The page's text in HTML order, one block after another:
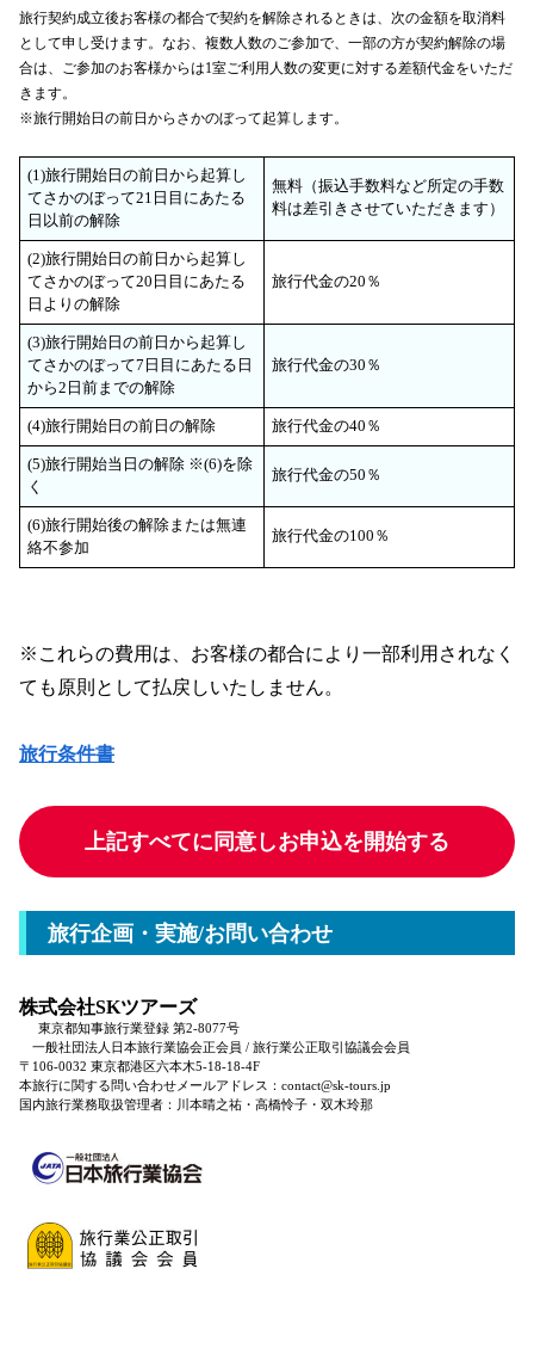
旅行契約成立後お客様の都合で契約を解除されるときは、次の金額を取消料
として申し受けます。なお、複数人数のご参加で、一部の方が契約解除の場
合は、ご参加のお客様からは1室ご利用人数の変更に対する差額代金をいただ
きます。
※旅行開始日の前日からさかのぼって起算します。
(1)旅行開始日の前日から起算し
てさかのぼって21日目にあたる
日以前の解除
無料（振込手数料など所定の手数
料は差引きさせていただきます）
(2)旅行開始日の前日から起算し
てさかのぼって20日目にあたる
日よりの解除
旅行代金の20％
(3)旅行開始日の前日から起算し
てさかのぼって7日目にあたる日
から2日前までの解除
旅行代金の30％
(4)旅行開始日の前日の解除 旅行代金の40％
(5)旅行開始当日の解除 ※(6)を除
く
旅行代金の50％
(6)旅行開始後の解除または無連
絡不参加
旅行代金の100％
※これらの費用は、お客様の都合により一部利用されなく
ても原則として払戻しいたしません。
旅行条件書
上記すべてに同意しお申込を開始する
旅行企画・実施/お問い合わせ
株式会社SKツアーズ
東京都知事旅行業登録 第2-8077号
一般社団法人日本旅行業協会正会員 / 旅行業公正取引協議会会員
〒106-0032 東京都港区六本木5-18-18-4F
本旅行に関する問い合わせメールアドレス：contact@sk-tours.jp
国内旅行業務取扱管理者：川本晴之祐・高橋怜子・双木玲那